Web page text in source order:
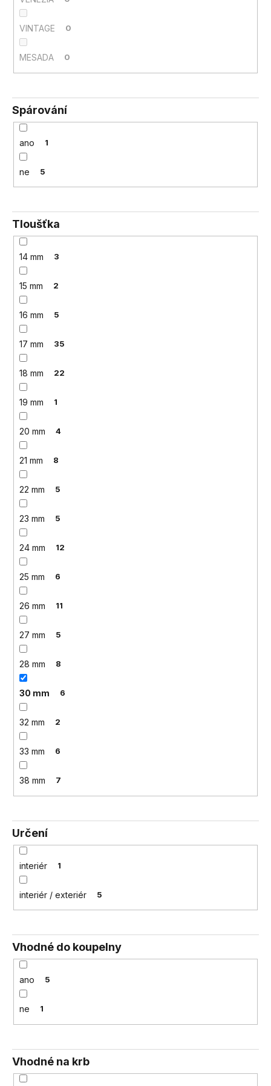
VINTAGE 0
MESADA 0
Spárování
ano 1
ne 5
Tloušťka
14 mm 3
15 mm 2
16 mm 5
17 mm 35
18 mm 22
19 mm 1
20 mm 4
21 mm 8
22 mm 5
23 mm 5
24 mm 12
25 mm 6
26 mm 11
27 mm 5
28 mm 8
30 mm 6
32 mm 2
33 mm 6
38 mm 7
Určení
interiér 1
interiér / exteriér 5
Vhodné do koupelny
ano 5
ne 1
Vhodné na krb